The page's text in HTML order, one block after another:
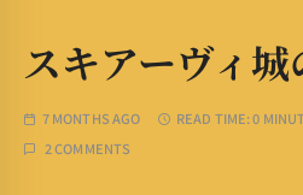
スキアーヴィ
7 MONTHS AGO READ TIME:0
2 COMMENTS